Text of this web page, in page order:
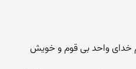
خدای واحد بی قوم و خویش